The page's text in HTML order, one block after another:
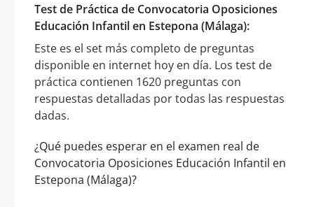
Test de Práctica de Convocatoria Oposiciones
Educación Infantil en Estepona (Málaga):
Este es el set más completo de preguntas
disponible en internet hoy en día. Los test de
práctica contienen 1620 preguntas con
respuestas detalladas por todas las respuestas
dadas.
¿Qué puedes esperar en el examen real de
Convocatoria Oposiciones Educación Infantil en
Estepona (Málaga)?